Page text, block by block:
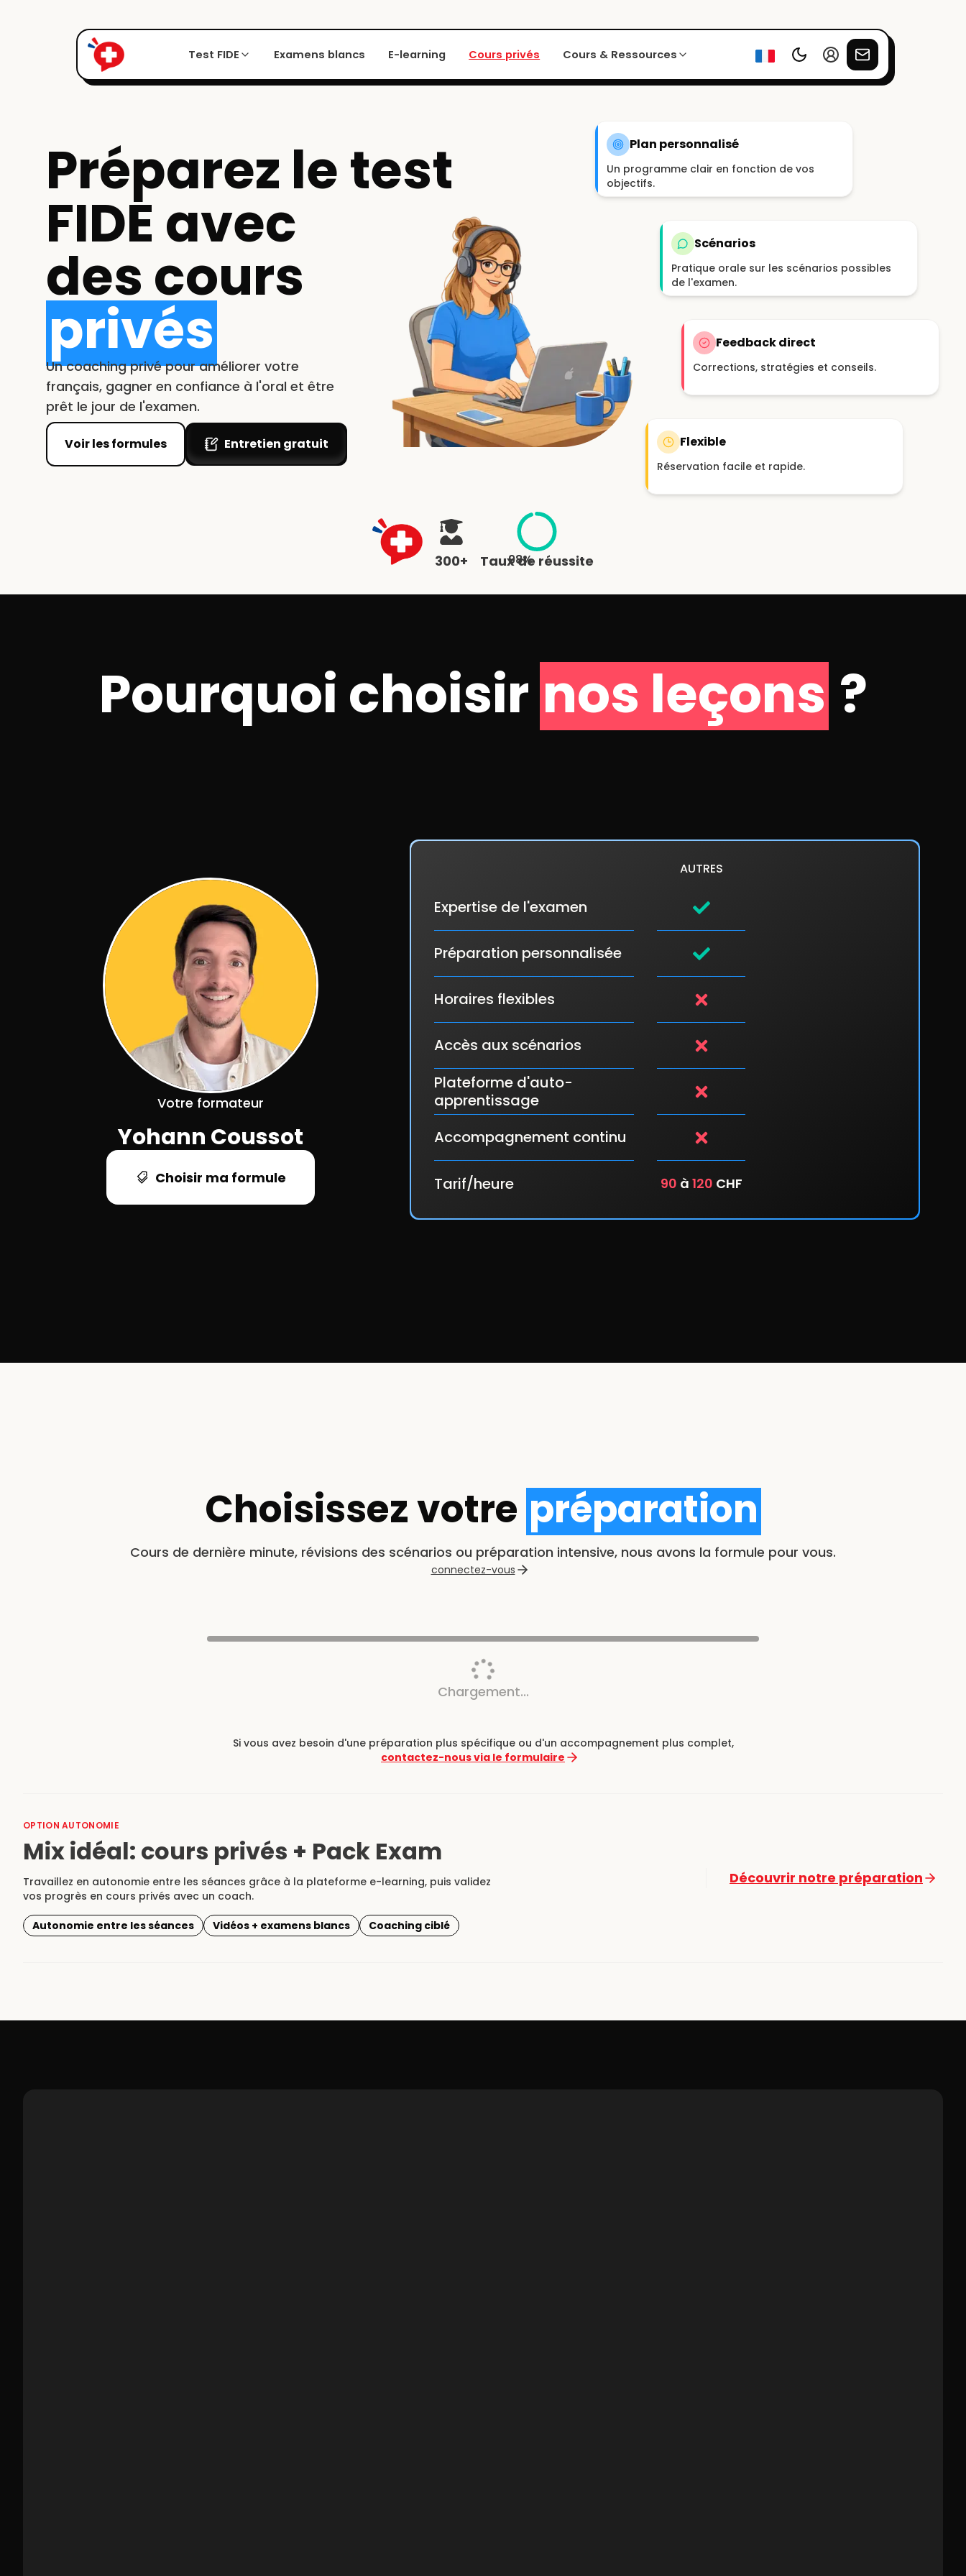
Test FIDE Examens blancs E-learning Cours privés Cours & Ressources
Préparez le test
FIDE avec
des cours
privés
Un coaching privé pour améliorer votre
français, gagner en confiance à l'oral et être
prêt le jour de l'examen.
Voir les formules Entretien gratuit
Plan personnalisé
Un programme clair en fonction de vos
objectifs.
Scénarios
Pratique orale sur les scénarios possibles
de l'examen.
Feedback direct
Corrections, stratégies et conseils.
Flexible
Réservation facile et rapide.
300+
apprenants préparés
98%
Taux de réussite
Pourquoi choisir nos leçons ?
60000+
-
Votre formateur
Yohann Coussot
Choisir ma formule
AUTRES
Expertise de l'examen
Préparation personnalisée
Horaires flexibles
Accès aux scénarios
Plateforme d'auto-
apprentissage
Accompagnement continu
Tarif/heure 90 à 120 CHF
Réservez un entretien gratuit avec le professeur pour définir
Consultation gratuite
Choisissez votre préparation
Cours de dernière minute, révisions des scénarios ou préparation intensive, nous avons la formule pour vous.
connectez-vous
Chargement...
Si vous avez besoin d'une préparation plus spécifique ou d'un accompagnement plus complet,
contactez-nous via le formulaire
OPTION AUTONOMIE
Mix idéal: cours privés + Pack Exam
Travaillez en autonomie entre les séances grâce à la plateforme e-learning, puis validez
vos progrès en cours privés avec un coach.
Autonomie entre les séances Vidéos + examens blancs Coaching ciblé
Découvrir notre préparation